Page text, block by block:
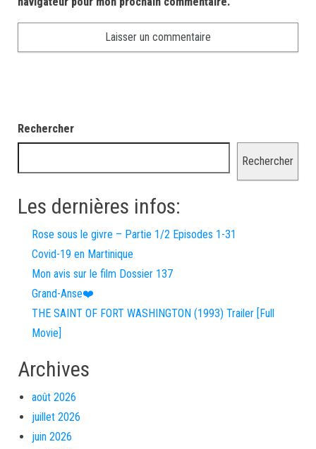
Rechercher
Rechercher
Les dernières infos:
Rose sous le givre – Partie 1/2 Episodes 1-31
Covid-19 en Martinique
Mon avis sur le film Dossier 137
Grand-Anse❤️
THE SAINT OF FORT WASHINGTON (1993) Trailer [Full
Movie]
Archives
août 2026
juillet 2026
juin 2026